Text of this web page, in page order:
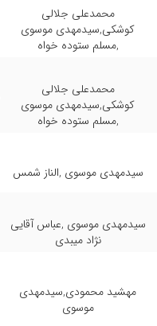
محمدعلی جلالی
کوشکی,سیدمهدی موسوی
,مسلم ستوده خواه
محمدعلی جلالی
کوشکی,سیدمهدی موسوی
,مسلم ستوده خواه
سیدمهدی موسوی ,الناز شمس
سیدمهدی موسوی ,عباس آقایی
نژاد میبدی
مهشید محمودی,سیدمهدی
موسوی